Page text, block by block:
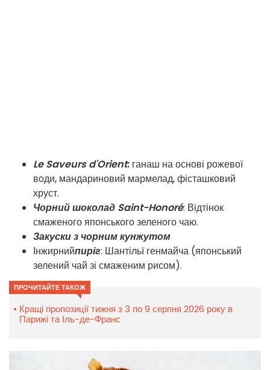
Le Saveurs d'Orient: ганаш на основі рожевої
води, мандариновий мармелад, фісташковий
хруст.
Чорний шоколад Saint-Honoré: Відтінок
смаженого японського зеленого чаю.
Закуски з чорним кунжутом
Інжирнийпиріг: Шантільї генмайча (японський
зелений чай зі смаженим рисом).
ПРОЧИТАЙТЕ ТАКОЖ
Кращі пропозиції тижня з 3 по 9 серпня 2026 року в
Парижі та Іль-де-Франс